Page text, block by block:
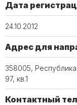
Дата
24.10.2012
Адрес для
358005,
97, кв.1
Контактный